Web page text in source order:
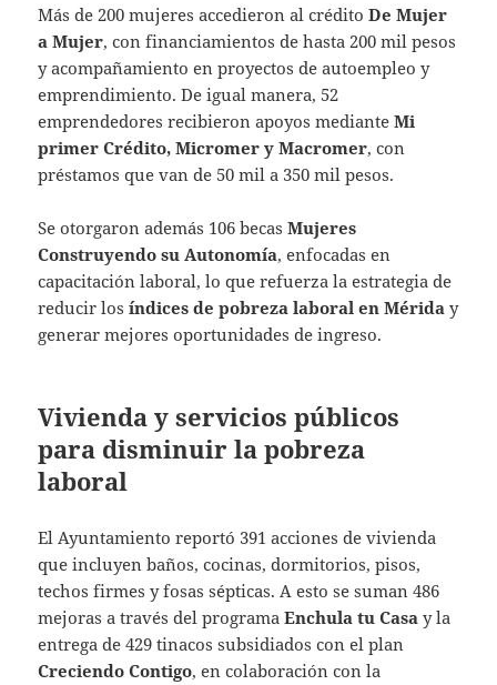
Más de 200 mujeres accedieron al créditoDe Mujer
a Mujer, con financiamientos de hasta 200 mil pesos
y acompañamiento en proyectos de autoempleo y
emprendimiento. De igual manera, 52
emprendedores recibieron apoyos medianteMi
primer Crédito, Micromer y Macromer, con
préstamos que van de 50 mil a 350 mil pesos.
Se otorgaron además 106 becasMujeres
Construyendo su Autonomía, enfocadas en
capacitación laboral, lo que refuerza la estrategia de
reducir losíndices de pobreza laboral en Mérida y
generar mejores oportunidades de ingreso.
Vivienda y servicios públicos
para disminuir la pobreza
laboral
El Ayuntamiento reportó 391 acciones de vivienda
que incluyen baños, cocinas, dormitorios, pisos,
techos firmes y fosas sépticas. A esto se suman 486
mejoras a través del programaEnchula tu Casa y la
entrega de 429 tinacos subsidiados con el plan
Creciendo Contigo, en colaboración con la